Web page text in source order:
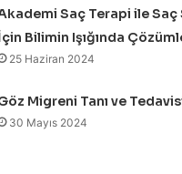
Saç Terapi ile Saç
Bilimin Işığında
25 Haziran 2024
Migreni Tanı ve
30 Mayıs 2024